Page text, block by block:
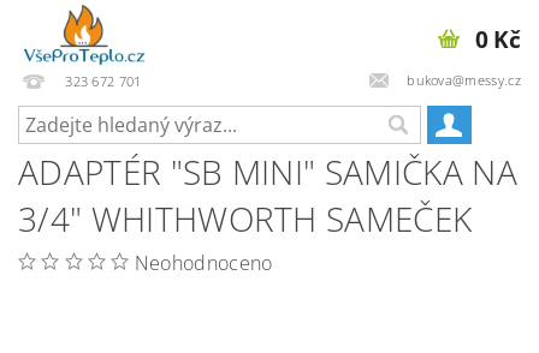
323 672 701 bukova@messy.cz
0 Kč
ADAPTÉR "SB MINI" SAMIČKA NA
3/4" WHITHWORTH SAMEČEK
Neohodnoceno